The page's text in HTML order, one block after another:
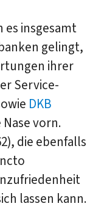
es insgesamt
gelingt,
ihrer
Service-
DKB
vorn.
die ebenfalls
lassen kann.